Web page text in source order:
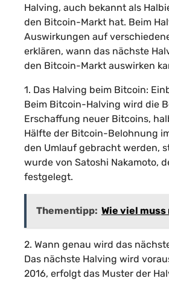
Halving, auch bekannt als
den Bitcoin-Markt hat. Beim
Auswirkungen auf
erklären, wann das nächste
den Bitcoin-Markt auswirken
1. Das Halving beim Bitcoin:
Beim Bitcoin-Halving wird die
Erschaffung neuer Bitcoins,
Hälfte der Bitcoin-Belohnung
den Umlauf gebracht werden,
wurde von Satoshi Nakamoto,
festgelegt.
Thementipp: Wie viel
2. Wann genau wird das
Das nächste Halving wird
2016, erfolgt das Muster der